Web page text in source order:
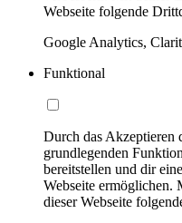
Webseite folgende
Google Analytics,
Funktional
Durch das Akzeptieren
grundlegenden
bereitstellen und dir
Webseite
dieser Webseite